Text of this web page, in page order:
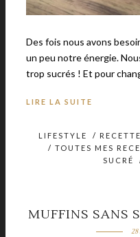
Des fois nous avons
un peu notre énergie.
trop sucrés ! Et pour
LIRE LA SUITE
LIFESTYLE /
/ TOUTES MES
SUCRÉ
MUFFINS SANS